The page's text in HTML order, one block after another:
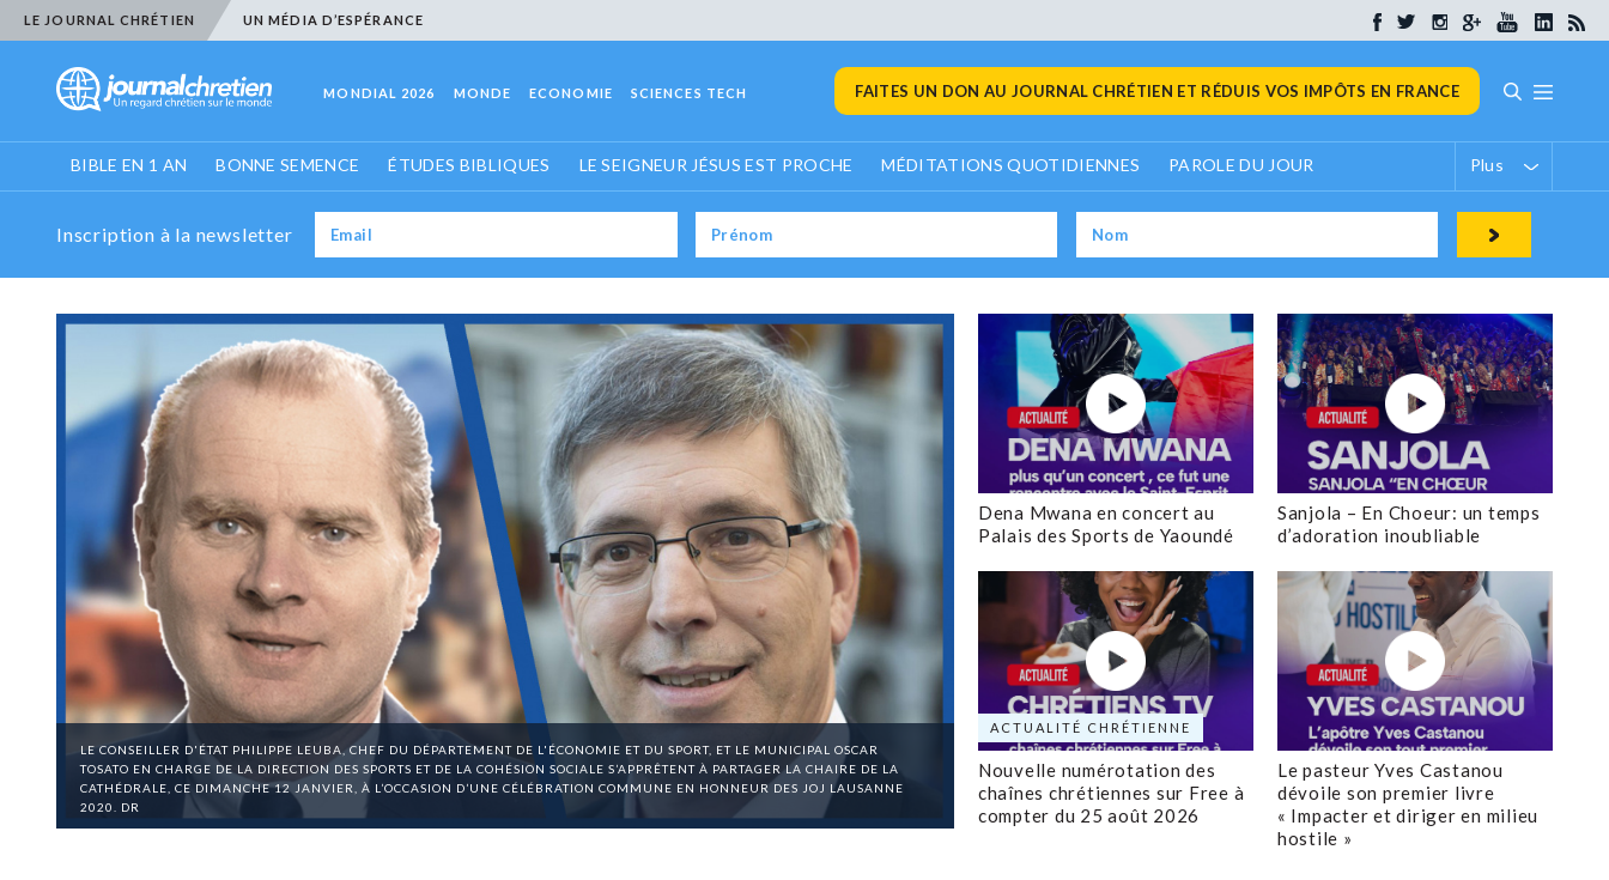
LE JOURNAL CHRÉTIEN UN MÉDIA D’ESPÉRANCE
MONDIAL 2026 MONDE ECONOMIE SCIENCES TECH FAITES UN DON AU JOURNAL CHRÉTIEN ET RÉDUIS VOS IMPÔTS EN FRANCE
BIBLE EN 1 AN BONNE SEMENCE ÉTUDES BIBLIQUES LE SEIGNEUR JÉSUS EST PROCHE MÉDITATIONS QUOTIDIENNES PAROLE DU JOUR Plus
Inscription à la newsletter
LE CONSEILLER D'ÉTAT PHILIPPE LEUBA, CHEF DU DÉPARTEMENT DE L'ÉCONOMIE ET DU SPORT, ET LE MUNICIPAL OSCAR
TOSATO EN CHARGE DE LA DIRECTION DES SPORTS ET DE LA COHÉSION SOCIALE S’APPRÊTENT À PARTAGER LA CHAIRE DE LA
CATHÉDRALE, CE DIMANCHE 12 JANVIER, À L’OCCASION D’UNE CÉLÉBRATION COMMUNE EN HONNEUR DES JOJ LAUSANNE
2020. DR
Dena Mwana en concert au
Palais des Sports de Yaoundé
Sanjola – En Choeur: un temps
d’adoration inoubliable
ACTUALITÉ CHRÉTIENNE
Nouvelle numérotation des
chaînes chrétiennes sur Free à
compter du 25 août 2026
Le pasteur Yves Castanou
dévoile son premier livre
« Impacter et diriger en milieu
hostile »